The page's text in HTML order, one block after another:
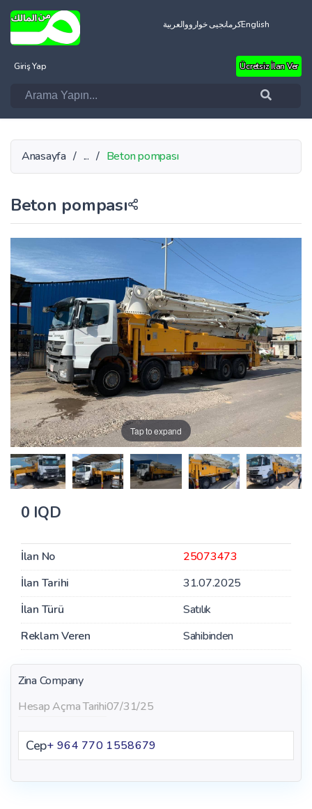
العربيةکرمانجیی خوارووEnglish
Giriş Yap Ücretsiz İlan Ver
Anasayfa / ... / Beton pompası
Beton pompası
Tap to expand
0 IQD
İlan No
25073473
İlan Tarihi
31.07.2025
İlan Türü
Satılık
Reklam Veren
Sahibinden
Zina Company
Hesap Açma Tarihi07/31/25
Cep+ 964 770 1558679